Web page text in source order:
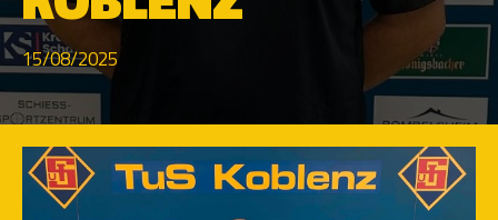
15/08/2025